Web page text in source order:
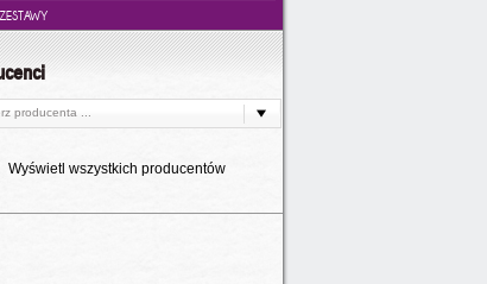
ZESTAWY
producenta ...
Wyświetl wszystkich producentów